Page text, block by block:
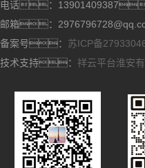
电话：
邮箱：
备案号： 苏ICP备
技术支持： 祥云平台淮安